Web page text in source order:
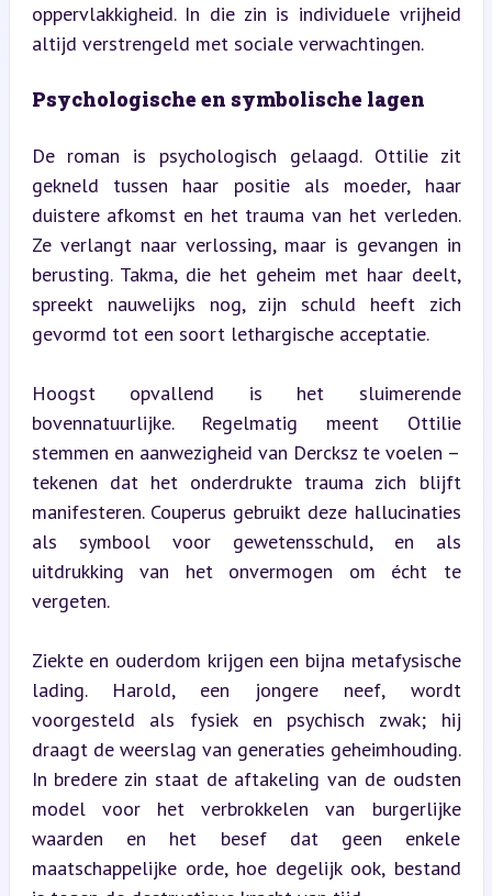
oppervlakkigheid. In die zin is individuele vrijheid
altijd verstrengeld met sociale verwachtingen.
Psychologische en symbolische lagen
De roman is psychologisch gelaagd. Ottilie zit
gekneld tussen haar positie als moeder, haar
duistere afkomst en het trauma van het verleden.
Ze verlangt naar verlossing, maar is gevangen in
berusting. Takma, die het geheim met haar deelt,
spreekt nauwelijks nog, zijn schuld heeft zich
gevormd tot een soort lethargische acceptatie.
Hoogst opvallend is het sluimerende
bovennatuurlijke. Regelmatig meent Ottilie
stemmen en aanwezigheid van Dercksz te voelen –
tekenen dat het onderdrukte trauma zich blijft
manifesteren. Couperus gebruikt deze hallucinaties
als symbool voor gewetensschuld, en als
uitdrukking van het onvermogen om écht te
vergeten.
Ziekte en ouderdom krijgen een bijna metafysische
lading. Harold, een jongere neef, wordt
voorgesteld als fysiek en psychisch zwak; hij
draagt de weerslag van generaties geheimhouding.
In bredere zin staat de aftakeling van de oudsten
model voor het verbrokkelen van burgerlijke
waarden en het besef dat geen enkele
maatschappelijke orde, hoe degelijk ook, bestand